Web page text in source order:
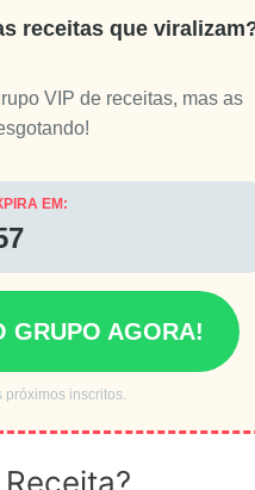
receitas que
VIP de receitas, mas as
EM:
GRUPO AGORA!
inscritos.